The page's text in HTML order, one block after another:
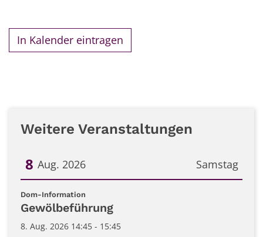
In Kalender eintragen
Weitere Veranstaltungen
Samstag
8 Aug. 2026
Datum: 8. August 2026
Dom-Information
Gewölbeführung
8. Aug. 2026 14:45 - 15:45